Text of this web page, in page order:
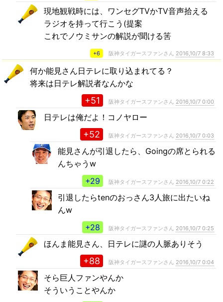
現地観戦時には、ワンセグTVかTV音声拾える
ラジオを持って行こう(提案
これでノウミサンの解説が聞ける筈
+6 阪神タイガースファンさん 2016,10/7 8:33
何か能見さん日テレに取り込まれてる？
将来は日テレ解説者なんかな
+51 阪神タイガースファンさん 2016,10/7 0:00
日テレは俺だよ！コノヤロー
+52 阪神タイガースファンさん 2016,10/7 0:03
能見さんが引退したら、Goingの席とられる
んちゃうw
+29
阪神タイガースファンさん 2016,10/7 0:22
引退したらtenのおっさん3人旅に出たいね
んw
+28
阪神タイガースファンさん 2016,10/7 0:25
ほんま能見さん、日テレに謎の人脈ありそう
+88 阪神タイガースファンさん 2016,10/7 0:04
そら巨人ファンやんか
そういうことやんか